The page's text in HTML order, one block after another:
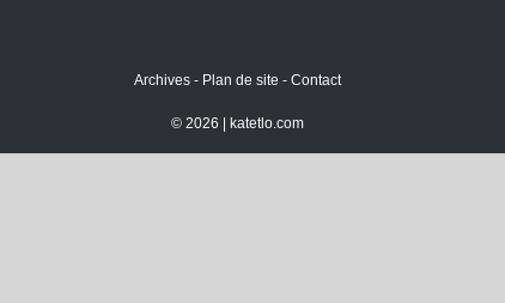
Archives- Plan de site - Contact
© 2026 | katetlo.com